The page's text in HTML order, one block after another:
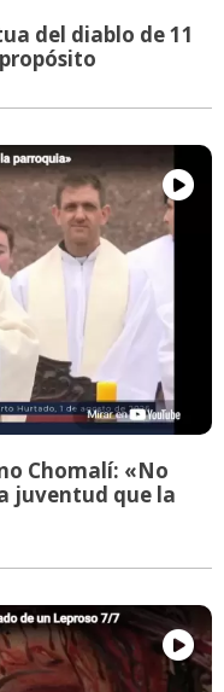
del diablo de 11
Chomalí: «No
juventud que la